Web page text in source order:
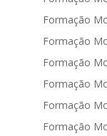
Formação
Formação
Formação
Formação
Formação
Formação